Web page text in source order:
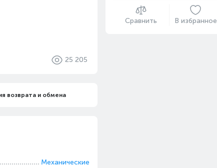
25 205
Сравнить В избранное
возврата и обмена
Механические